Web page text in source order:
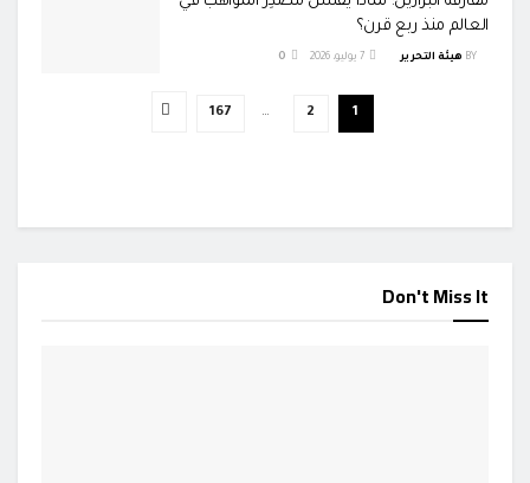
العالم منذ ربع قرن؟
BY هيئة التحرير
1
2
…
167
Don't Miss It